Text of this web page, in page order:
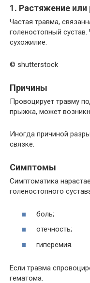
1. Растяжение или
Частая травма,
голеностопный
сухожилие.
© shutterstock
Причины
Провоцирует травму
прыжка, может
Иногда причиной
связке.
Симптомы
Симптоматика
голеностопного
боль;
отечность;
гиперемия.
Если травма
гематома.